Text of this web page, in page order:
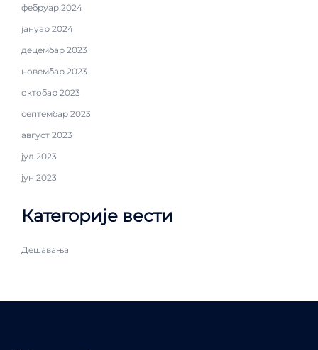
фебруар 2024
јануар 2024
децембар 2023
новембар 2023
октобар 2023
септембар 2023
август 2023
јул 2023
јун 2023
Категорије вести
Дешавања